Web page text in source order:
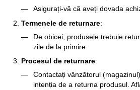
Asigurați-vă că aveți dovada
Termenele de returnare:
De obicei, produsele trebuie
zile de la primire.
Procesul de returnare:
Contactați vânzătorul
intenția de a returna produsul.